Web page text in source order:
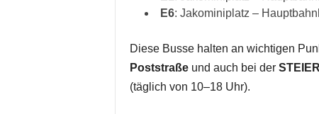
E6: Jakominiplatz –
Diese Busse halten an wichtigen
Poststraßeund auch bei der
(täglich von 10–18 Uhr).